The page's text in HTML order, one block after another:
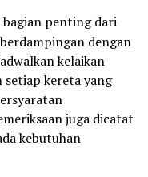
bagian penting dari
dengan
kelaikan
setiap kereta yang
juga dicatat
kebutuhan